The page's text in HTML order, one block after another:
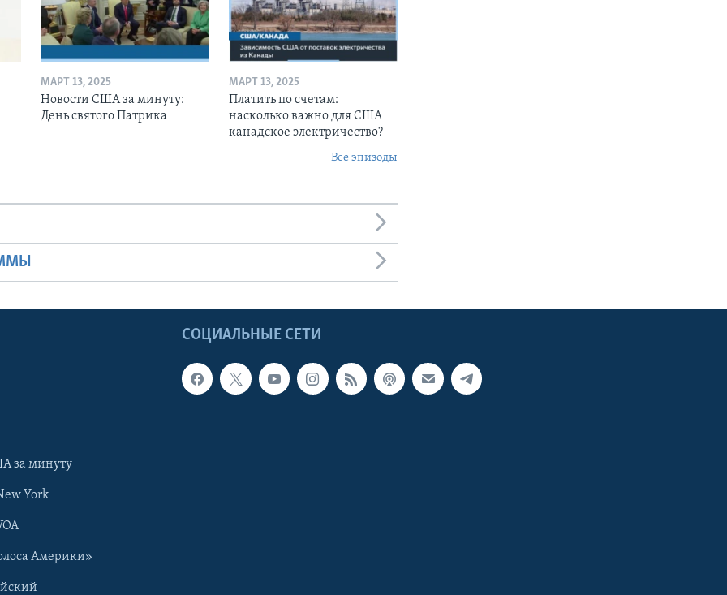
МАРТ 13, 2025
Новости США за минуту:
День святого Патрика
МАРТ 13, 2025
Платить по счетам:
насколько важно для США
канадское электричество?
Все эпизоды
СОЦИАЛЬНЫЕ СЕТИ
за минуту
York
Америки»